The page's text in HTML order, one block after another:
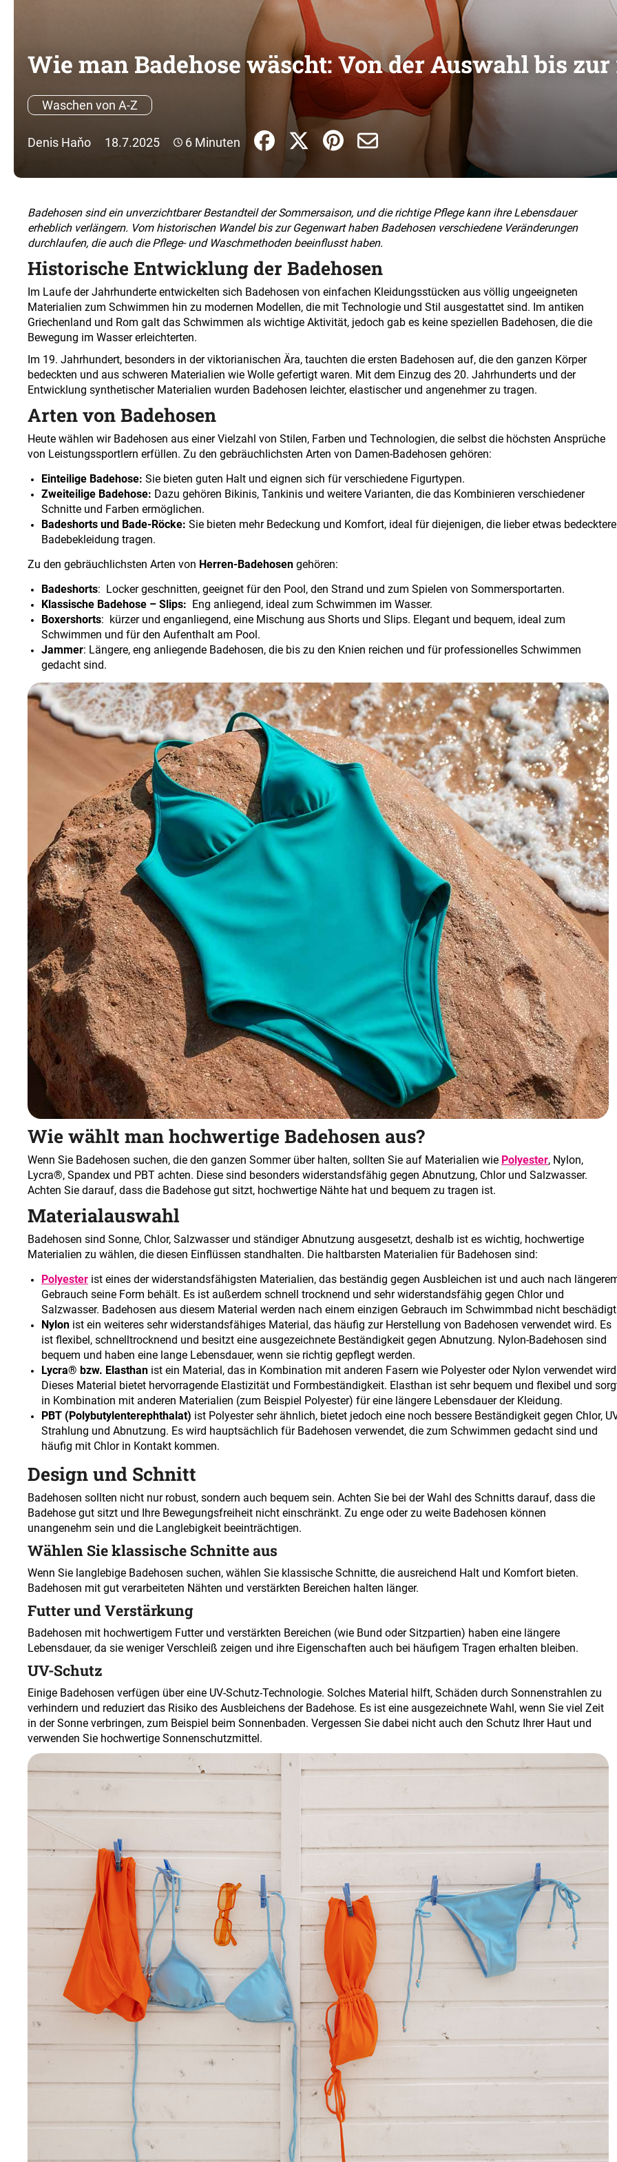
Wie man Badehose wäscht: Von der Auswahl bis zur
Waschen von A-Z
Denis Haňo 18.7.2025 6 Minuten
Badehosen sind ein unverzichtbarer Bestandteil der Sommersaison, und die richtige Pflege kann ihre Lebensdauer
erheblich verlängern. Vom historischen Wandel bis zur Gegenwart haben Badehosen verschiedene Veränderungen
durchlaufen, die auch die Pflege- und Waschmethoden beeinflusst haben.
Historische Entwicklung der Badehosen
Im Laufe der Jahrhunderte entwickelten sich Badehosen von einfachen Kleidungsstücken aus völlig ungeeigneten
Materialien zum Schwimmen hin zu modernen Modellen, die mit Technologie und Stil ausgestattet sind. Im antiken
Griechenland und Rom galt das Schwimmen als wichtige Aktivität, jedoch gab es keine speziellen Badehosen, die die
Bewegung im Wasser erleichterten.
Im 19. Jahrhundert, besonders in der viktorianischen Ära, tauchten die ersten Badehosen auf, die den ganzen Körper
bedeckten und aus schweren Materialien wie Wolle gefertigt waren. Mit dem Einzug des 20. Jahrhunderts und der
Entwicklung synthetischer Materialien wurden Badehosen leichter, elastischer und angenehmer zu tragen​.
Arten von Badehosen
Heute wählen wir Badehosen aus einer Vielzahl von Stilen, Farben und Technologien, die selbst die höchsten Ansprüche
von Leistungssportlern erfüllen. Zu den gebräuchlichsten Arten von Damen-Badehosen gehören:
Einteilige Badehose: Sie bieten guten Halt und eignen sich für verschiedene Figurtypen.
Zweiteilige Badehose: Dazu gehören Bikinis, Tankinis und weitere Varianten, die das Kombinieren verschiedener
Schnitte und Farben ermöglichen.
Badeshorts und Bade-Röcke: Sie bieten mehr Bedeckung und Komfort, ideal für diejenigen, die lieber etwas bedecktere
Badebekleidung tragen.
Zu den gebräuchlichsten Arten von Herren-Badehosen gehören:
Badeshorts: Locker geschnitten, geeignet für den Pool, den Strand und zum Spielen von Sommersportarten.
Klassische Badehose – Slips: Eng anliegend, ideal zum Schwimmen im Wasser.
Boxershorts: kürzer und enganliegend, eine Mischung aus Shorts und Slips. Elegant und bequem, ideal zum
Schwimmen und für den Aufenthalt am Pool.
Jammer: Längere, eng anliegende Badehosen, die bis zu den Knien reichen und für professionelles Schwimmen
gedacht sind.
Wie wählt man hochwertige Badehosen aus?
Wenn Sie Badehosen suchen, die den ganzen Sommer über halten, sollten Sie auf Materialien wie Polyester, Nylon,
Lycra®, Spandex und PBT achten. Diese sind besonders widerstandsfähig gegen Abnutzung, Chlor und Salzwasser.
Achten Sie darauf, dass die Badehose gut sitzt, hochwertige Nähte hat und bequem zu tragen ist.
Materialauswahl
Badehosen sind Sonne, Chlor, Salzwasser und ständiger Abnutzung ausgesetzt, deshalb ist es wichtig, hochwertige
Materialien zu wählen, die diesen Einflüssen standhalten. Die haltbarsten Materialien für Badehosen sind:
Polyester ist eines der widerstandsfähigsten Materialien, das beständig gegen Ausbleichen ist und auch nach
Gebrauch seine Form behält. Es ist außerdem schnell trocknend und sehr widerstandsfähig gegen Chlor und
Salzwasser. Badehosen aus diesem Material werden nach einem einzigen Gebrauch im Schwimmbad nicht
Nylon ist ein weiteres sehr widerstandsfähiges Material, das häufig zur Herstellung von Badehosen verwendet wird. Es
ist flexibel, schnelltrocknend und besitzt eine ausgezeichnete Beständigkeit gegen Abnutzung. Nylon-Badehosen sind
bequem und haben eine lange Lebensdauer, wenn sie richtig gepflegt werden.
Lycra® bzw. Elasthan ist ein Material, das in Kombination mit anderen Fasern wie Polyester oder Nylon verwendet
Dieses Material bietet hervorragende Elastizität und Formbeständigkeit. Elasthan ist sehr bequem und flexibel und
in Kombination mit anderen Materialien (zum Beispiel Polyester) für eine längere Lebensdauer der Kleidung.
PBT (Polybutylenterephthalat) ist Polyester sehr ähnlich, bietet jedoch eine noch bessere Beständigkeit gegen Chlor,
Strahlung und Abnutzung. Es wird hauptsächlich für Badehosen verwendet, die zum Schwimmen gedacht sind und
häufig mit Chlor in Kontakt kommen.
Design und Schnitt
Badehosen sollten nicht nur robust, sondern auch bequem sein. Achten Sie bei der Wahl des Schnitts darauf, dass die
Badehose gut sitzt und Ihre Bewegungsfreiheit nicht einschränkt. Zu enge oder zu weite Badehosen können
unangenehm sein und die Langlebigkeit beeinträchtigen.
Wählen Sie klassische Schnitte aus
Wenn Sie langlebige Badehosen suchen, wählen Sie klassische Schnitte, die ausreichend Halt und Komfort bieten.
Badehosen mit gut verarbeiteten Nähten und verstärkten Bereichen halten länger.
Futter und Verstärkung
Badehosen mit hochwertigem Futter und verstärkten Bereichen (wie Bund oder Sitzpartien) haben eine längere
Lebensdauer, da sie weniger Verschleiß zeigen und ihre Eigenschaften auch bei häufigem Tragen erhalten bleiben.
UV-Schutz
Einige Badehosen verfügen über eine UV-Schutz-Technologie. Solches Material hilft, Schäden durch Sonnenstrahlen zu
verhindern und reduziert das Risiko des Ausbleichens der Badehose. Es ist eine ausgezeichnete Wahl, wenn Sie viel Zeit
in der Sonne verbringen, zum Beispiel beim Sonnenbaden. Vergessen Sie dabei nicht auch den Schutz Ihrer Haut und
verwenden Sie hochwertige Sonnenschutzmittel.